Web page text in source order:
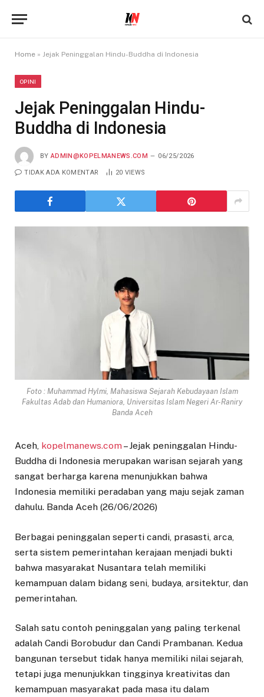
Home » Jejak Peninggalan Hindu-Buddha di Indonesia
OPINI
Jejak Peninggalan Hindu-
Buddha di Indonesia
BY ADMIN@KOPELMANEWS.COM 06/25/2026
TIDAK ADA KOMENTAR 20 VIEWS
Foto : Muhammad Hylmi, Mahasiswa Sejarah Kebudayaan Islam
Fakultas Adab dan Humaniora, Universitas Islam Negeri Ar-Raniry
Banda Aceh
Aceh, kopelmanews.com– Jejak peninggalan Hindu-
Buddha di Indonesia merupakan warisan sejarah yang
sangat berharga karena menunjukkan bahwa
Indonesia memiliki peradaban yang maju sejak zaman
dahulu. Banda Aceh (26/06/2026)
Berbagai peninggalan seperti candi, prasasti, arca,
serta sistem pemerintahan kerajaan menjadi bukti
bahwa masyarakat Nusantara telah memiliki
kemampuan dalam bidang seni, budaya, arsitektur, dan
pemerintahan.
Salah satu contoh peninggalan yang paling terkenal
adalah Candi Borobudur dan Candi Prambanan. Kedua
bangunan tersebut tidak hanya memiliki nilai sejarah,
tetapi juga menunjukkan tingginya kreativitas dan
kemampuan masyarakat pada masa itu dalam